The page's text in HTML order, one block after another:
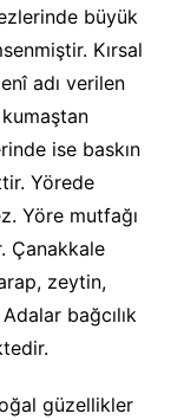
büyük
Kırsal
adı verilen
ise baskın
Yörede
Yöre mutfağı
Çanakkale
zeytin,
bağcılık
güzellikler